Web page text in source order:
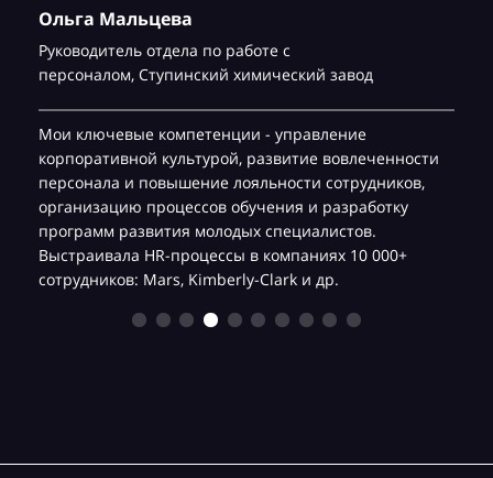
Ольга Мальцева
Руководитель отдела по работе с
персоналом, Ступинский химический завод
Мои ключевые компетенции - управление
корпоративной культурой, развитие вовлеченности
персонала и повышение лояльности сотрудников,
организацию процессов обучения и разработку
программ развития молодых специалистов.
Выстраивала HR-процессы в компаниях 10 000+
сотрудников: Mars, Kimberly-Clark и др.